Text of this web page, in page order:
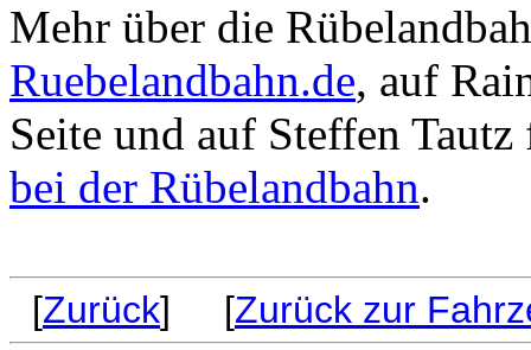
Mehr über die
Ruebelandbahn.de, auf
Seite und auf Steffen
bei der Rübelandbahn.
[Zurück] [Zurück zur